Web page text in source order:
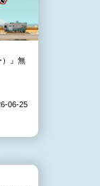
）』無
06-25